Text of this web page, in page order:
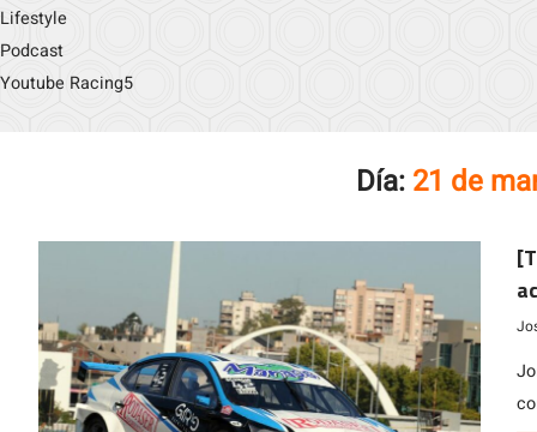
Lifestyle
Podcast
Youtube Racing5
Día: 21 de